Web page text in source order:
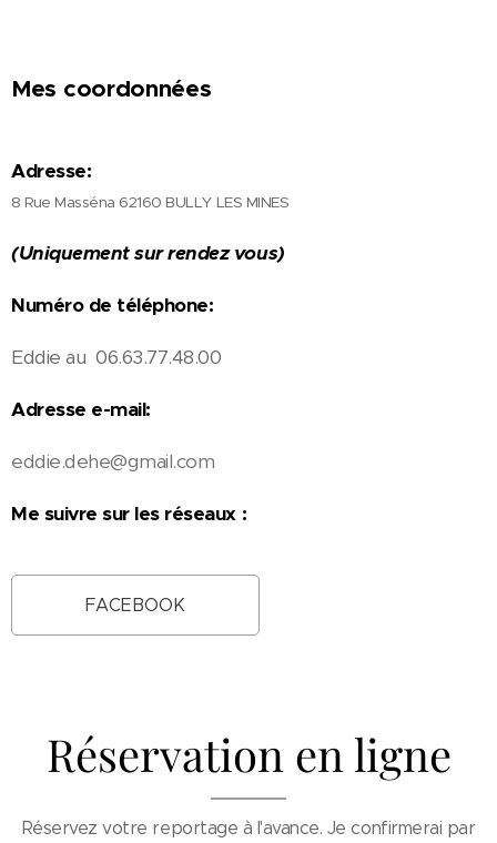
Mes coordonnées
Adresse:
8 Rue Masséna 62160 BULLY LES MINES
(Uniquement sur rendez vous)
Numéro de téléphone:
Eddie au 06.63.77.48.00
Adresse e-mail:
eddie.dehe@gmail.com
Me suivre sur les réseaux :
FACEBOOK
Réservation en ligne
Réservez votre reportage à l'avance. Je confirmerai par